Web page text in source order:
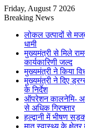
Friday, August 7 2026
Breaking News
लोकल उत्पादों से
धामी
मुख्यमंत्री से मिले
कार्यकारिणी जल्द
मुख्यमंत्री ने किया
मुख्यमंत्री ने दिए
के निर्देश
ऑपरेशन कालनेमि-
से अधिक गिरफ्तार
हल्द्वानी में भीषण
मातृ स्वास्थ्य के